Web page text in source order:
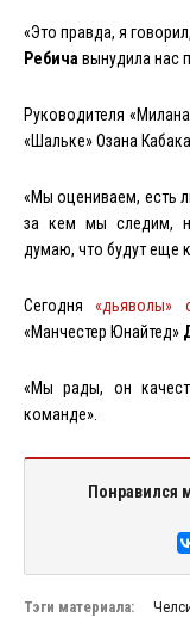
«Это правда, я
Ребича вынудила нас
Руководителя
«Шальке» Озана Кабака.
«Мы оцениваем, есть
за кем мы следим,
думаю, что будут еще
Сегодня«дьяволы»
«Манчестер Юнайтед»
«Мы рады, он
команде».
Понравился
Тэги материала: